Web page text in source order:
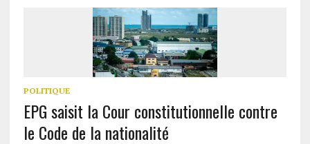
POLITIQUE
EPG saisit la Cour constitutionnelle contre
le Code de la nationalité